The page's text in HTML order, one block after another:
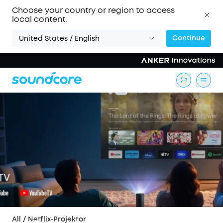
Choose your country or region to access
local content.
United States / English Continue
All / Netflix-Projektor